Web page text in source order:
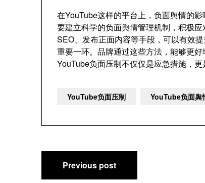
在YouTube这样的平台上，负面舆情的
要建立科学的负面舆情管理机制，积极
SEO、发布正面内容等手段，可以有效
重要一环。品牌通过这些方法，能够更
YouTube负面压制不仅仅是应急措施，更
YouTube负面压制 YouTube负面舆
Previous post